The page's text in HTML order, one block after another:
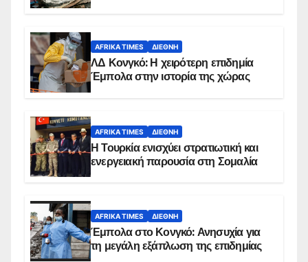
AFRIKA TIMES ΔΙΕΘΝΉ
ΛΔ Κονγκό: Η χειρότερη επιδημία
Έμπολα στην ιστορία της χώρας
AFRIKA TIMES ΔΙΕΘΝΉ
Η Τουρκία ενισχύει στρατιωτική και
ενεργειακή παρουσία στη Σομαλία
AFRIKA TIMES ΔΙΕΘΝΉ
Έμπολα στο Κονγκό: Ανησυχία για
τη μεγάλη εξάπλωση της επιδημίας